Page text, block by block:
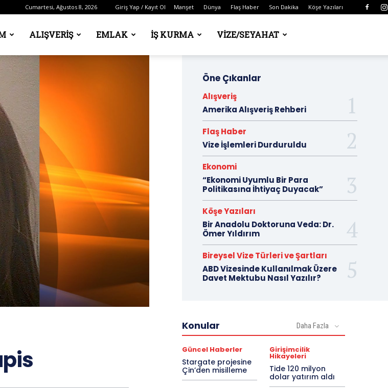
Cumartesi, Ağustos 8, 2026 Giriş Yap / Kayıt Ol Manşet Dünya Flaş Haber Son Dakika Köşe Yazıları
ALIŞVERIŞ EMLAK İŞ KURMA VIZE/SEYAHAT
Öne Çıkanlar
Alışveriş
Amerika Alışveriş Rehberi
Flaş Haber
Vize İşlemleri Durduruldu
Ekonomi
“Ekonomi Uyumlu Bir Para
Politikasına İhtiyaç Duyacak”
Köşe Yazıları
Bir Anadolu Doktoruna Veda: Dr.
Ömer Yıldırım
Bireysel Vize Türleri ve Şartları
ABD Vizesinde Kullanılmak Üzere
Davet Mektubu Nasıl Yazılır?
Konular Daha Fazla
Güncel Haberler
Stargate projesine
Çin’den misilleme
Girişimcilik
Hikayeleri
Tide 120 milyon
dolar yatırım aldı